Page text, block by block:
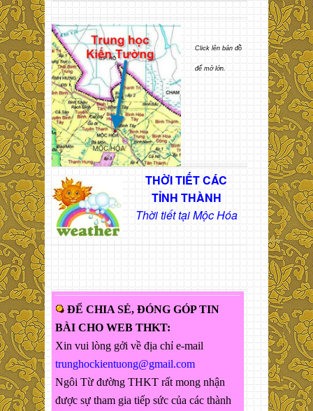
Click lên bản đồ
để mở lớn.
THỜI TIẾT CÁC
TỈNH THÀNH
Thời tiết tại Mộc Hóa
ĐỂ CHIA SẺ, ĐÓNG GÓP TIN
BÀI CHO WEB THKT:
Xin vui lòng gởi về địa chỉ e-mail
trunghockientuong@gmail.com
Ngôi Từ đường THKT rất mong nhận
được sự tham gia tiếp sức của các thành